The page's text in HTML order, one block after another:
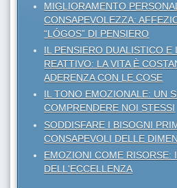
MIGLIORAMENTO
CONSAPEVOLEZZA:
“LÓGOS” DI PENSIERO
IL PENSIERO DUALISTICO E
REATTIVO: LA VITA È
ADERENZA CON LE COSE
IL TONO EMOZIONALE: UN
COMPRENDERE NOI STESSI
SODDISFARE I BISOGNI
CONSAPEVOLI DELLE
EMOZIONI COME RISORSE:
DELL'ECCELLENZA